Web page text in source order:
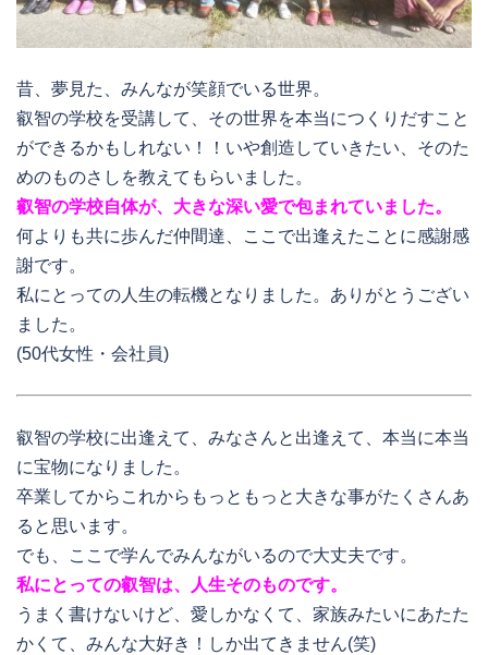
昔、夢見た、みんなが笑顔でいる世界。
叡智の学校を受講して、その世界を本当につくりだすこと
ができるかもしれない！！いや創造していきたい、そのた
めのものさしを教えてもらいました。
叡智の学校自体が、大きな深い愛で包まれていました。
何よりも共に歩んだ仲間達、ここで出逢えたことに感謝感
謝です。
私にとっての人生の転機となりました。ありがとうござい
ました。
(50代女性・会社員)
叡智の学校に出逢えて、みなさんと出逢えて、本当に本当
に宝物になりました。
卒業してからこれからもっともっと大きな事がたくさんあ
ると思います。
でも、ここで学んでみんながいるので大丈夫です。
私にとっての叡智は、人生そのものです。
うまく書けないけど、愛しかなくて、家族みたいにあたた
かくて、みんな大好き！しか出てきません(笑)